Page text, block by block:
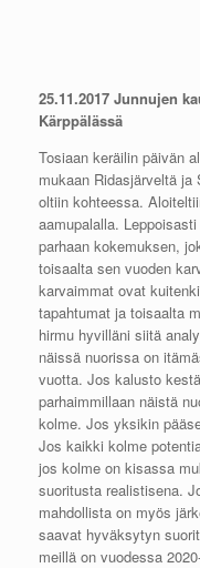
25.11.2017 Junnujen
Kärppälässä
Tosiaan keräilin päivän
mukaan Ridasjärveltä
oltiin kohteessa.
aamupalalla.
parhaan kokemuksen,
toisaalta sen vuoden
karvaimmat ovat
tapahtumat ja toisaalta
hirmu hyvilläni siitä
näissä nuorissa on
vuotta. Jos kalusto
parhaimmillaan näistä
kolme. Jos yksikin
Jos kaikki kolme
jos kolme on kisassa
suoritusta realistisena.
mahdollista on myös
saavat hyväksytyn
meillä on vuodessa